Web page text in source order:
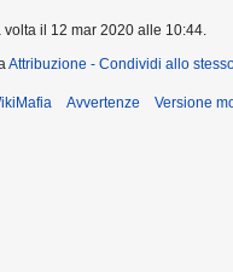
il 12 mar 2020 alle 10:44.
Attribuzione - Condividi allo
Avvertenze Versione